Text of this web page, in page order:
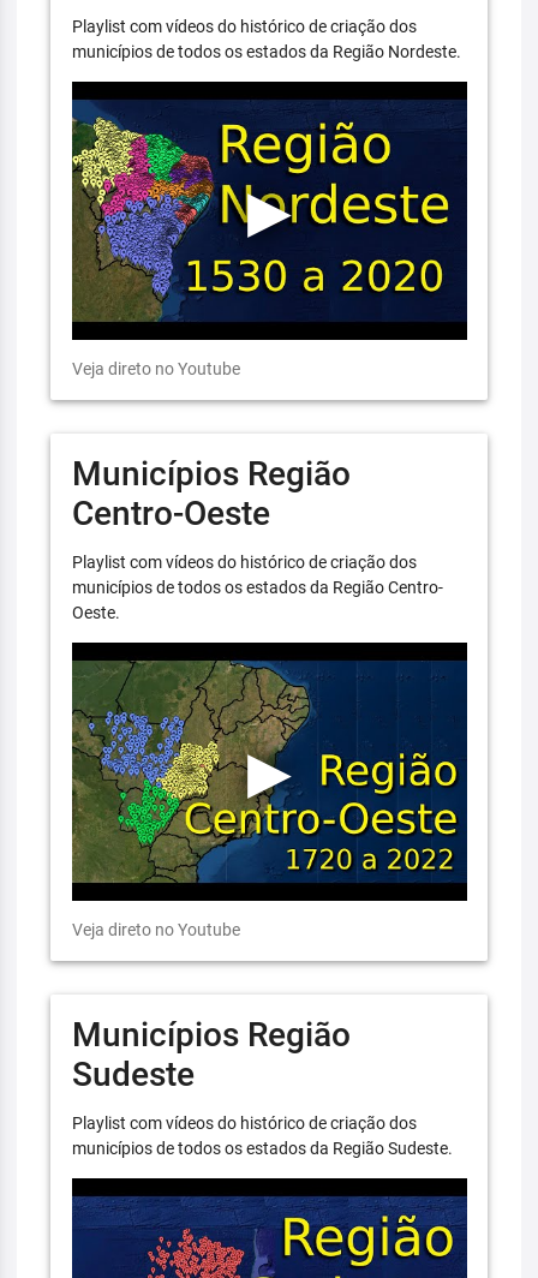
Playlist com vídeos do histórico de criação dos
municípios de todos os estados da Região Nordeste.
Veja direto no Youtube
Municípios Região
Centro-Oeste
Playlist com vídeos do histórico de criação dos
municípios de todos os estados da Região Centro-
Oeste.
Veja direto no Youtube
Municípios Região
Sudeste
Playlist com vídeos do histórico de criação dos
municípios de todos os estados da Região Sudeste.